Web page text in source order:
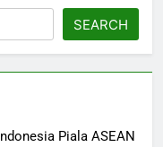
SEARCH
Piala ASEAN